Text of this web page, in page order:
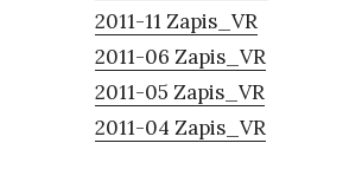
2011-11 Zapis_VR
2011-06 Zapis_VR
2011-05 Zapis_VR
2011-04 Zapis_VR